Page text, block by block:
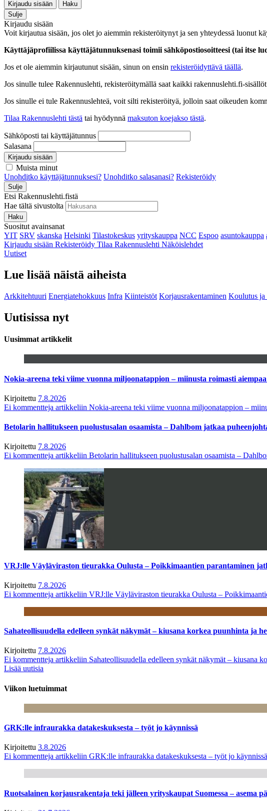
Kirjaudu sisään
Haku
Sulje
Kirjaudu sisään
Voit kirjautua sisään, jos olet jo aiemmin rekisteröitynyt ja sen yhteydessä luonut
Käyttäjäprofiilissa käyttäjätunnuksenasi toimii sähköpostiosoitteesi (tai itse
Jos et ole aiemmin kirjautunut sisään, sinun on ensin rekisteröidyttävä täällä.
Jos sinulle tulee Rakennuslehti, rekisteröitymällä saat kaikki rakennuslehti.fi-
Jos sinulle ei tule Rakennuslehteä, voit silti rekisteröityä, jolloin saat oikeuden
Tilaa Rakennuslehti tästä tai hyödynnä maksuton koejakso tästä.
Sähköposti tai käyttäjätunnus
Salasana
Kirjaudu sisään
Muista minut
Unohditko käyttäjätunnuksesi? Unohditko salasanasi? Rekisteröidy
Sulje
Etsi Rakennuslehti.fistä
Hae tältä sivustolta
Haku
Suositut avainsanat
YIT SRV skanska Helsinki Tilastokeskus yrityskauppa NCC Espoo asuntokauppa
Kirjaudu sisään Rekisteröidy Tilaa Rakennuslehti Näköislehdet
Uutiset
Lue lisää näistä aiheista
Arkkitehtuuri Energiatehokkuus Infra Kiinteistöt Korjausrakentaminen Koulutus ja
Uutisissa nyt
Uusimmat artikkelit
Nokia-areena teki viime vuonna miljoonatappion – miinusta roimasti aiempaa
Kirjoitettu 7.8.2026
Ei kommentteja artikkeliin Nokia-areena teki viime vuonna miljoonatappion –
Betolarin hallitukseen puolustusalan osaamista – Dahlbom jatkaa
Kirjoitettu 7.8.2026
Ei kommentteja artikkeliin Betolarin hallitukseen puolustusalan osaamista –
VRJ:lle Väyläviraston tieurakka Oulusta – Poikkimaantien parantaminen
Kirjoitettu 7.8.2026
Ei kommentteja artikkeliin VRJ:lle Väyläviraston tieurakka Oulusta –
Sahateollisuudella edelleen synkät näkymät – kiusana korkea puunhinta ja
Kirjoitettu 7.8.2026
Ei kommentteja artikkeliin Sahateollisuudella edelleen synkät näkymät – kiusana
Lisää uutisia
Viikon luetuimmat
GRK:lle infraurakka datakeskuksesta – työt jo käynnissä
Kirjoitettu 3.8.2026
Ei kommentteja artikkeliin GRK:lle infraurakka datakeskuksesta – työt jo käynnissä
Ruotsalainen korjausrakentaja teki jälleen yrityskaupat Suomessa – asema